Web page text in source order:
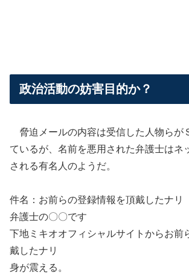
政治活動の妨害目的か？
脅迫メールの内容は受信した人物らが
ているが、名前を悪用された弁護士はネ
される有名人のようだ。
件名：お前らの登録情報を頂戴したナリ
弁護士の〇〇です
下地ミキオオフィシャルサイトからお前
戴したナリ
身が震える。